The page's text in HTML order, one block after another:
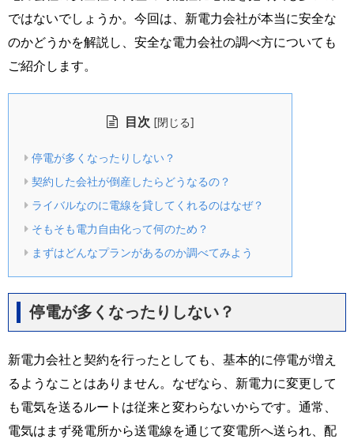
ではないでしょうか。今回は、新電力会社が本当に安全な
のかどうかを解説し、安全な電力会社の調べ方についても
ご紹介します。
目次 [閉じる]
停電が多くなったりしない？
契約した会社が倒産したらどうなるの？
ライバルなのに電線を貸してくれるのはなぜ？
そもそも電力自由化って何のため？
まずはどんなプランがあるのか調べてみよう
停電が多くなったりしない？
新電力会社と契約を行ったとしても、基本的に停電が増え
るようなことはありません。なぜなら、新電力に変更して
も電気を送るルートは従来と変わらないからです。通常、
電気はまず発電所から送電線を通じて変電所へ送られ、配